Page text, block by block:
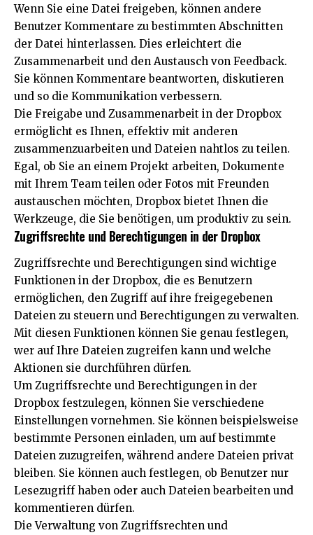
Wenn Sie eine Datei freigeben, können andere
Benutzer Kommentare zu bestimmten Abschnitten
der Datei hinterlassen. Dies erleichtert die
Zusammenarbeit und den Austausch von Feedback.
Sie können Kommentare beantworten, diskutieren
und so die Kommunikation verbessern.
Die Freigabe und Zusammenarbeit in der Dropbox
ermöglicht es Ihnen, effektiv mit anderen
zusammenzuarbeiten und Dateien nahtlos zu teilen.
Egal, ob Sie an einem Projekt arbeiten, Dokumente
mit Ihrem Team teilen oder Fotos mit Freunden
austauschen möchten, Dropbox bietet Ihnen die
Werkzeuge, die Sie benötigen, um produktiv zu sein.
Zugriffsrechte und Berechtigungen in der Dropbox
Zugriffsrechte und Berechtigungen sind wichtige
Funktionen in der Dropbox, die es Benutzern
ermöglichen, den Zugriff auf ihre freigegebenen
Dateien zu steuern und Berechtigungen zu verwalten.
Mit diesen Funktionen können Sie genau festlegen,
wer auf Ihre Dateien zugreifen kann und welche
Aktionen sie durchführen dürfen.
Um Zugriffsrechte und Berechtigungen in der
Dropbox festzulegen, können Sie verschiedene
Einstellungen vornehmen. Sie können beispielsweise
bestimmte Personen einladen, um auf bestimmte
Dateien zuzugreifen, während andere Dateien privat
bleiben. Sie können auch festlegen, ob Benutzer nur
Lesezugriff haben oder auch Dateien bearbeiten und
kommentieren dürfen.
Die Verwaltung von Zugriffsrechten und